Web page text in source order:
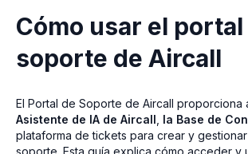
Cómo usar el portal
soporte de Aircall
El Portal de Soporte de Aircall proporciona
Asistente de IA de Aircall la Base de
plataforma de tickets para crear y
soporte. Esta guía explica cómo acceder y